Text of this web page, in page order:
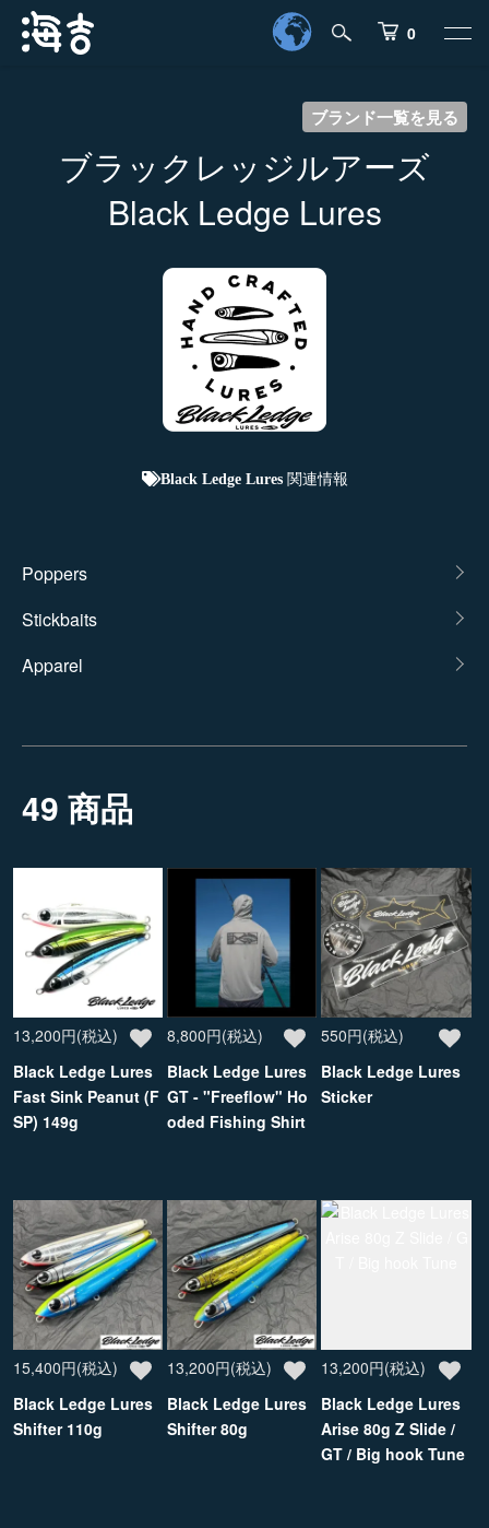
0
ブランド一覧を見る
ブラックレッジルアーズ
Black Ledge Lures
Black Ledge Lures関連情報
カテゴリー一覧
Poppers
Stickbaits
Apparel
49 商品
13,200円(税込)
Black Ledge Lures
Fast Sink Peanut (F
SP) 149g
8,800円(税込)
Black Ledge Lures
GT - "Freeflow" Ho
oded Fishing Shirt
550円(税込)
Black Ledge Lures
Sticker
15,400円(税込)
Black Ledge Lures
Shifter 110g
13,200円(税込)
Black Ledge Lures
Shifter 80g
13,200円(税込)
Black Ledge Lures
Arise 80g Z Slide /
GT / Big hook Tune